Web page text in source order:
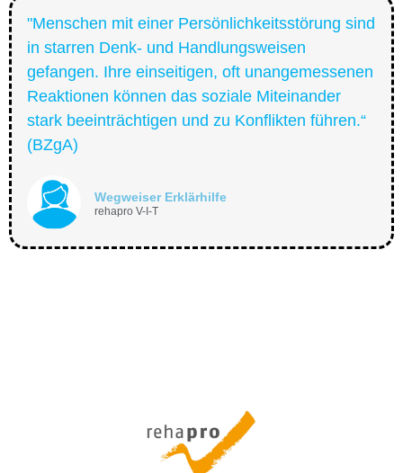
"Menschen mit einer Persönlichkeitsstörung sind
in starren Denk- und Handlungsweisen
gefangen. Ihre einseitigen, oft unangemessenen
Reaktionen können das soziale Miteinander
stark beeinträchtigen und zu Konflikten führen.“
(BZgA)
Wegweiser Erklärhilfe
rehapro V-I-T